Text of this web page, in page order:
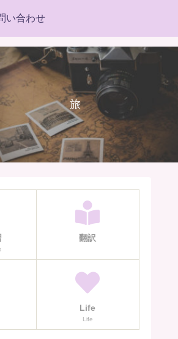
い合わせ
旅
翻訳
Life
Life